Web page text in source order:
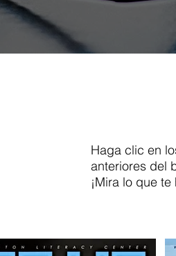
Haga clic en
anteriores del
¡Mira lo que